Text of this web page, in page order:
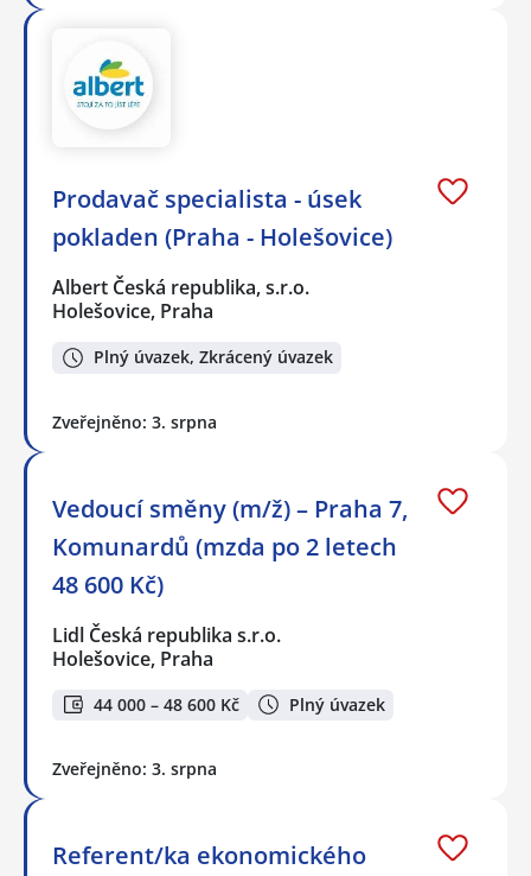
Prodavač specialista - úsek
pokladen (Praha - Holešovice)
Albert Česká republika, s.r.o.
Holešovice, Praha
Plný úvazek, Zkrácený úvazek
Zveřejněno: 3. srpna
Vedoucí směny (m/ž) – Praha 7,
Komunardů (mzda po 2 letech
48 600 Kč)
Lidl Česká republika s.r.o.
Holešovice, Praha
44 000 – 48 600 Kč Plný úvazek
Zveřejněno: 3. srpna
Referent/ka ekonomického